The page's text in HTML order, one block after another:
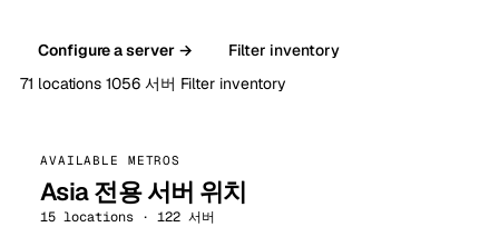
Configure a server →
Filter inventory
71 locations 1056 서버 Filter inventory
AVAILABLE METROS
Asia 전용 서버 위치
15 locations · 122 서버